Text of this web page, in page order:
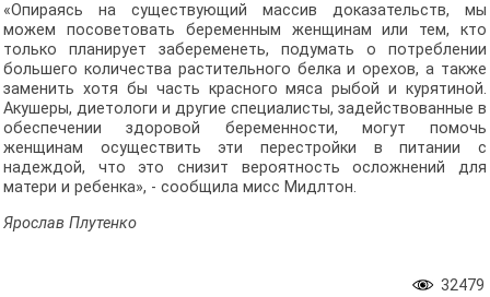
«Опираясь на существующий массив доказательств, мы
можем посоветовать беременным женщинам или тем, кто
только планирует забеременеть, подумать о потреблении
большего количества растительного белка и орехов, а также
заменить хотя бы часть красного мяса рыбой и курятиной.
Акушеры, диетологи и другие специалисты, задействованные в
обеспечении здоровой беременности, могут помочь
женщинам осуществить эти перестройки в питании с
надеждой, что это снизит вероятность осложнений для
матери и ребенка», - сообщила мисс Мидлтон.
Ярослав Плутенко
32479